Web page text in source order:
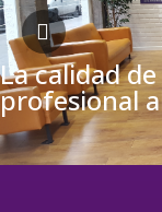
La calidad
profesional